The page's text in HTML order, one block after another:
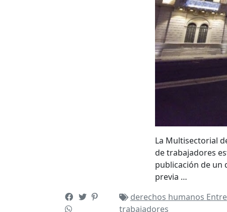
La Multisectorial
de trabajadores
publicación de un
previa …
derechos humanos
trabajadores